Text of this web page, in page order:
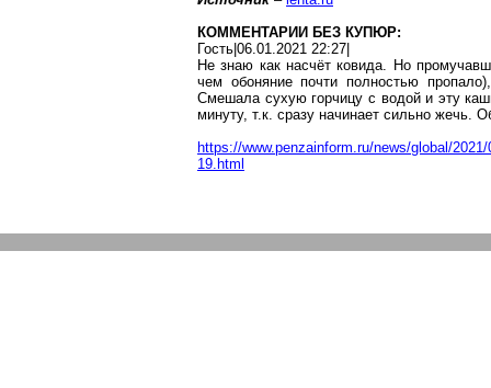
КОММЕНТАРИИ БЕЗ КУПЮР:
Гость|06.01.2021 22:27|
Не знаю как насчётковида. Но
чем обоняние почти полностью
Смешала сухую горчицу с водой и эту
минуту, т.к. сразу начинает сильно жечь.
https://www.penzainform.ru/news/global/
19.html